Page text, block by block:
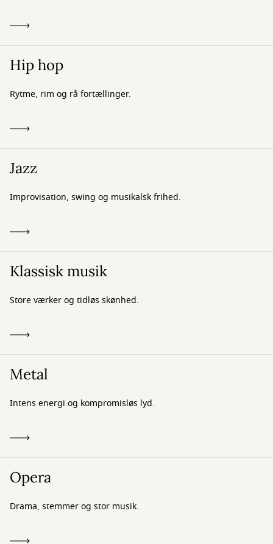
Hip hop
Rytme, rim og rå fortællinger.
Jazz
Improvisation, swing og musikalsk frihed.
Klassisk musik
Store værker og tidløs skønhed.
Metal
Intens energi og kompromisløs lyd.
Opera
Drama, stemmer og stor musik.